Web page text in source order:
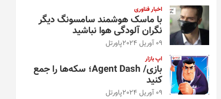
اخبار فناوری
با ماسک هوشمند سامسونگ دیگر
نگران آلودگی هوا نباشید
09 آوریل 2024 پاورتل
اپ بازار
بازی/ Agent Dash؛ سکه‌ها را جمع
کنید
09 آوریل 2024 پاورتل